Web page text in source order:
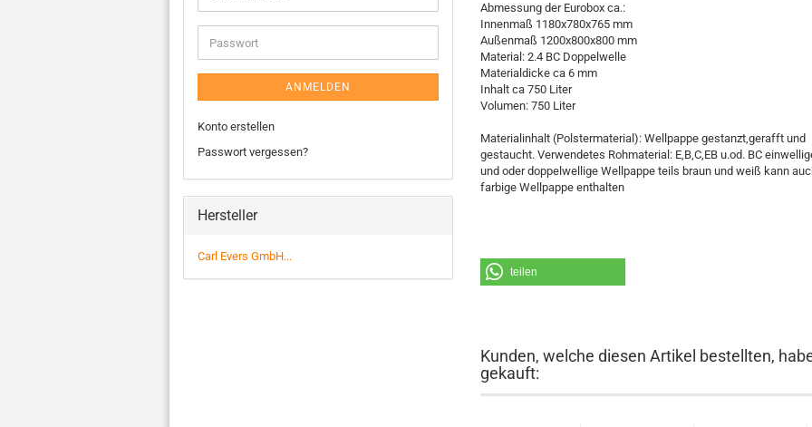
Abmessung der Eurobox ca.:
Innenmaß 1180x780x765 mm
Außenmaß 1200x800x800 mm
Material: 2.4 BC Doppelwelle
Materialdicke ca 6 mm
Inhalt ca 750 Liter
Volumen: 750 Liter
Materialinhalt (Polstermaterial): Wellpappe gestanzt,gerafft und
gestaucht. Verwendetes Rohmaterial: E,B,C,EB u.od. BC
und oder doppelwellige Wellpappe teils braun und weiß kann
farbige Wellpappe enthalten
teilen
Kunden, welche diesen Artikel bestellten,
gekauft:
ANMELDEN
Konto erstellen
Passwort vergessen?
Hersteller
Carl Evers GmbH...